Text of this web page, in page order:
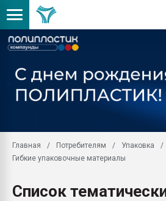
Главная Потребителям
Упаковка
Гибкие упаковочные материалы
Список